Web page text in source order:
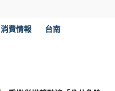
消費情報 台南